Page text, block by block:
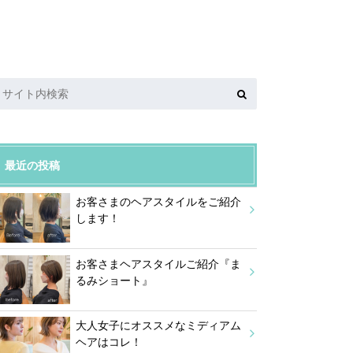
最近の投稿
お客さまのヘアスタイルをご紹介
します！
お客さまヘアスタイルご紹介『ま
るみショート』
大人女子にオススメなミディアム
ヘアはコレ！